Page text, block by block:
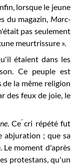
lorsque le jeune
du magazin, Marc-
pas seulement
meurtrissure ».
étaient dans les
Ce peuple est
la même religion
des feux de joie, le
. Ce ́cri répété fut
abjuration ; que sa
Le moment d'après
protestans, qu'un